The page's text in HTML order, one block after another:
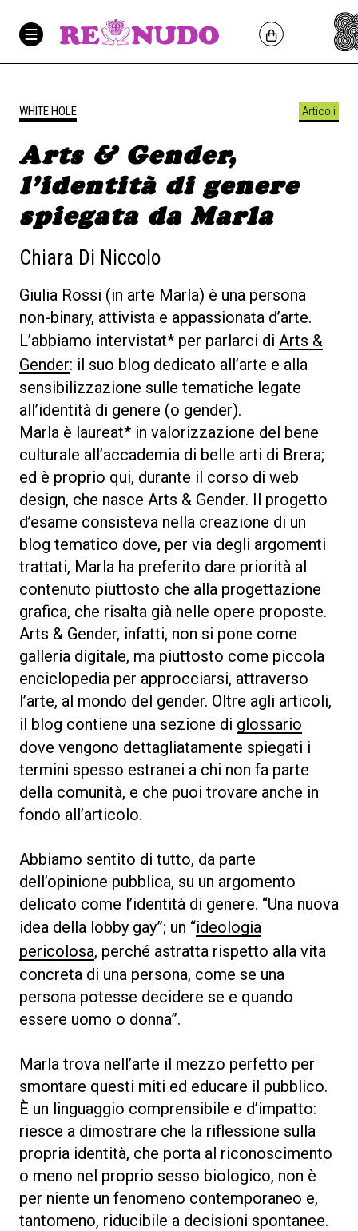
WHITE HOLE Articoli
Arts & Gender,
l’identità di genere
spiegata da Marla
Chiara Di Niccolo
Giulia Rossi (in arte Marla) è una persona
non-binary, attivista e appassionata d’arte.
L’abbiamo intervistat* per parlarci di Arts &
Gender: il suo blog dedicato all’arte e alla
sensibilizzazione sulle tematiche legate
all’identità di genere (o gender).
Marla è laureat* in valorizzazione del bene
culturale all’accademia di belle arti di Brera;
ed è proprio qui, durante il corso di web
design, che nasce Arts & Gender. Il progetto
d’esame consisteva nella creazione di un
blog tematico dove, per via degli argomenti
trattati, Marla ha preferito dare priorità al
contenuto piuttosto che alla progettazione
grafica, che risalta già nelle opere proposte.
Arts & Gender, infatti, non si pone come
galleria digitale, ma piuttosto come piccola
enciclopedia per approcciarsi, attraverso
l’arte, al mondo del gender. Oltre agli articoli,
il blog contiene una sezione di glossario
dove vengono dettagliatamente spiegati i
termini spesso estranei a chi non fa parte
della comunità, e che puoi trovare anche in
fondo all’articolo.
Abbiamo sentito di tutto, da parte
dell’opinione pubblica, su un argomento
delicato come l’identità di genere. “Una nuova
idea della lobby gay”; un “ideologia
pericolosa, perché astratta rispetto alla vita
concreta di una persona, come se una
persona potesse decidere se e quando
essere uomo o donna”.
Marla trova nell’arte il mezzo perfetto per
smontare questi miti ed educare il pubblico.
È un linguaggio comprensibile e d’impatto:
riesce a dimostrare che la riflessione sulla
propria identità, che porta al riconoscimento
o meno nel proprio sesso biologico, non è
per niente un fenomeno contemporaneo e,
tantomeno, riducibile a decisioni spontanee.